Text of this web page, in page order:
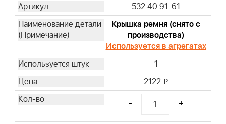
532 40 91-61
Крышка ремня (снято с
производства)
Используется в агрегатах
1
2122 i
- +